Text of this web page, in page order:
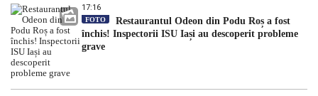
17:16
FOTO
Restaurantul Odeon din Podu Roș a fost
închis! Inspectorii ISU Iași au descoperit probleme
grave